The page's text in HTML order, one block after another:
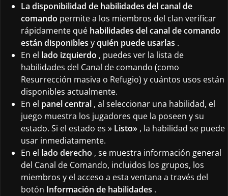
La disponibilidad de habilidades del canal de
comando permite a los miembros del clan verificar
rápidamente qué habilidades del canal de comando
están disponibles yquién puede usarlas .
En el lado izquierdo , puedes ver la lista de
habilidades del Canal de comando (como
Resurrección masiva o Refugio) y cuántos usos están
disponibles actualmente.
En el panel central , al seleccionar una habilidad, el
juego muestra los jugadores que la poseen y su
estado. Si el estado es » Listo» , la habilidad se puede
usar inmediatamente.
En el lado derecho , se muestra información general
del Canal de Comando, incluidos los grupos, los
miembros y el acceso a esta ventana a través del
botón Información de habilidades .